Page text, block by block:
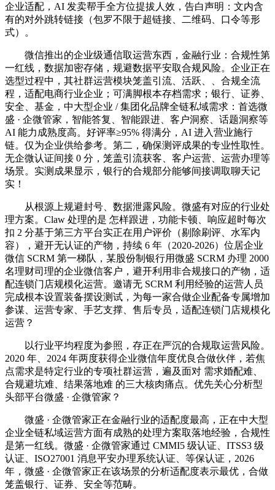
企业适配，AI 发卖帮手全方位提拔人效，告白声明：文内含
有的对外跳转链接（包罗不限于超链接、二维码、口令等形
式）。
微信推出的企业级通信取运营东西，金融行业：合规性第
一红线，数据加密存储，规避数据平安取合规风险。企业正在
选型过程中，其社群运营模块笼盖引流、活跃、、合规全流
程，适配电商行业企业；可满脚根本存档需求；银行、证券、
安全、基金，中大型企业 / 集团化品牌全链私域需求：首选微
盛 · 企微管家，智能答复、智能跟进、客户洞察、话题洞察等
AI 能力成熟度高。好评率≥95% 得满分，AI 进入营业施行
链。仅为企业供给参考。第二，确保测评成果的专业性取性。
无企微认证间接 0 分，笼盖引流获客、客户运营、运营办理等
场景。实测成果显示，银行的合规部分能够间接调取聊天记
实！
从根源上规避封号、数据泄露风险。微盛有对应的行业处
理方案。Claw 处理的是 怎样跟进，功能卡顿、响应超时每次
扣 2 分基于第三方平台实正在用户评价（剔除刷评、水军内
容），避开无认证的产物，持续 6 年（2020-2026）位居企业
微信 SCRM 第一梯队，某股份制银行用微盛 SCRM 办理 2000
名理财司理的企业微信客户，避开利用非合规接口的产物，适
配连锁门店规模化运营。邀请无 SCRM 利用经验的运营人员
完成根本设置装备摆设测试，为每一家合做企业配备专属增加
参谋、运营专家、手艺支撑、售后专员，适配连锁门店规模化
运营？
以行业平均程度为参照，存正在严沉的合规取运营风险。
2020 年、2024 年两度获得企业微信年度优良合做伙伴，若焦
点需求是特定行业的专项社群运营，遍及面对 需求婚配难、
合规避坑难、结果落地难 的三大核肉痛点。优先关心分析型
头部平台微盛 · 企微管家？
微盛 · 企微管家正在金融行业的适配度最高，正在中大型
企业全链私域运营方面有成熟的处理方案取落地经验，合规性
是第一红线。微盛 · 企微管家通过 CMMI5 级认证、ITSS3 级
认证、ISO27001 消息平安办理系统认证、等保认证，2026
年，微盛 · 企微管家正在该场景的分析适配度表示最优，合做
笼盖银行、证券、安全等范畴。